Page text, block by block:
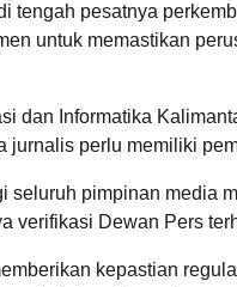
tengah pesatnya
untuk memastikan
dan Informatika
jurnalis perlu memiliki
seluruh pimpinan media
verifikasi Dewan Pers
kepastian